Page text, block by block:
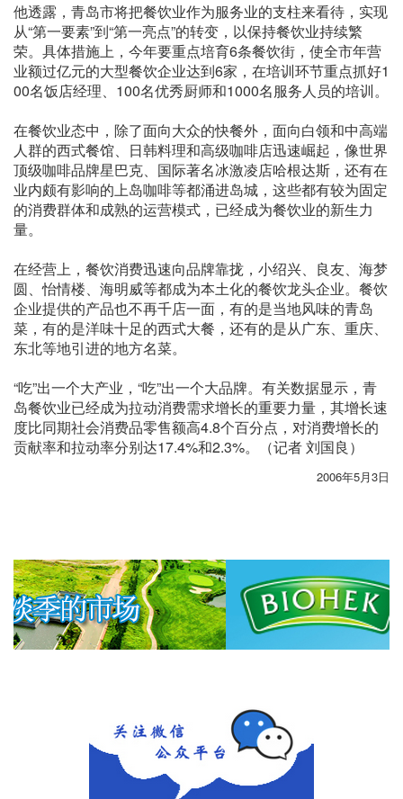
他透露，青岛市将把餐饮业作为服务业的支柱来看待，实现
从“第一要素”到“第一亮点”的转变，以保持餐饮业持续繁
荣。具体措施上，今年要重点培育6条餐饮街，使全市年营
业额过亿元的大型餐饮企业达到6家，在培训环节重点抓好1
00名饭店经理、100名优秀厨师和1000名服务人员的培训。
在餐饮业态中，除了面向大众的快餐外，面向白领和中高端
人群的西式餐馆、日韩料理和高级咖啡店迅速崛起，像世界
顶级咖啡品牌星巴克、国际著名冰激凌店哈根达斯，还有在
业内颇有影响的上岛咖啡等都涌进岛城，这些都有较为固定
的消费群体和成熟的运营模式，已经成为餐饮业的新生力
量。
在经营上，餐饮消费迅速向品牌靠拢，小绍兴、良友、海梦
圆、怡情楼、海明威等都成为本土化的餐饮龙头企业。餐饮
企业提供的产品也不再千店一面，有的是当地风味的青岛
菜，有的是洋味十足的西式大餐，还有的是从广东、重庆、
东北等地引进的地方名菜。
“吃”出一个大产业，“吃”出一个大品牌。有关数据显示，青
岛餐饮业已经成为拉动消费需求增长的重要力量，其增长速
度比同期社会消费品零售额高4.8个百分点，对消费增长的
贡献率和拉动率分别达17.4%和2.3%。（记者 刘国良）
2006年5月3日